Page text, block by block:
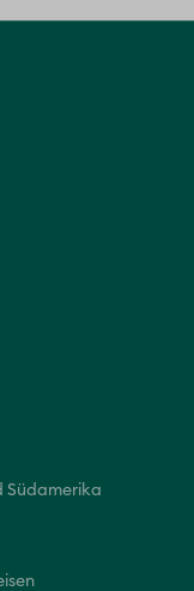
Südamerika